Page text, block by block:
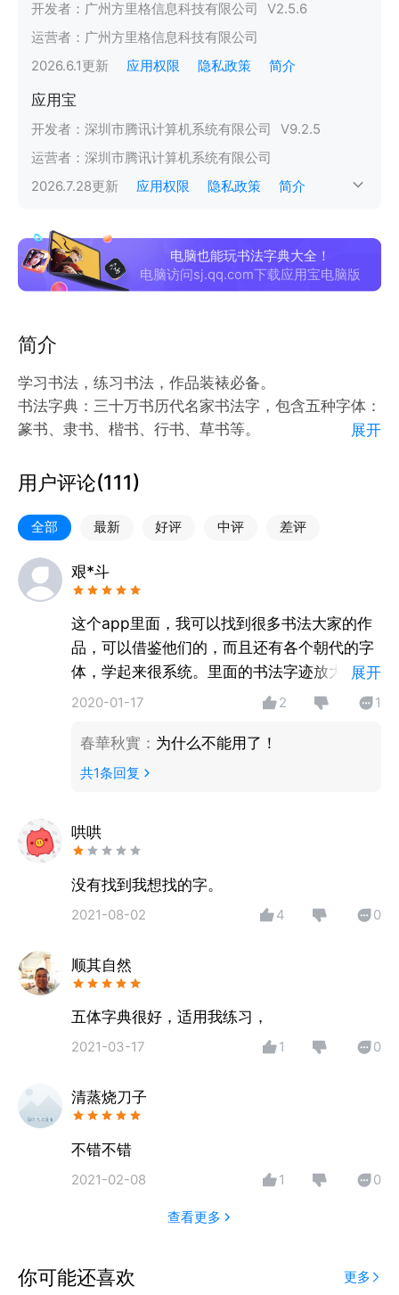
开发者： 广州方里格信息科技有限公司 V2.5.6
运营者： 广州方里格信息科技有限公司
2026.6.1 更新 应用权限 隐私政策 简介
应用宝
开发者： 深圳市腾讯计算机系统有限公司 V9.2.5
运营者： 深圳市腾讯计算机系统有限公司
2026.7.28更新 应用权限 隐私政策 简介
电脑也能玩书法字典大全！
电脑访问sj.qq.com下载应用宝电脑版
简介
学习书法，练习书法，作品装裱必备。
书法字典：三十万书历代名家书法字，包含五种字体：
篆书、隶书、楷书、行书、草书等。
作品装裱：书法作品自动切边，去除杂乱背景，多种画
框、多种内衬可选，提升作品品质。
涵盖了王羲之、王献之、颜真卿、柳公权、欧阳询、米
芾、褚遂良、赵孟頫、智永、怀素等一千多位书法家的
作品，包括
《兰亭序》《快雪时晴帖》《中秋帖》《鸭头丸帖》
《真草千字文》
《九成宫醴泉铭》《雁塔圣教序》《多宝塔碑》《玄秘
《神策军碑》《论书帖》《研山铭帖》《胆巴碑》
《马王堆帛书》《敬使君碑》《月仪帖》等
【矢量书法字库】
量而不失真
【高清书法字库】
装裱功能：
作品自动切边，去除杂乱背景。
【智能校正】
作品切边后，智能处理图片变形。
裁剪、旋转、翻转多种图片编辑工具。
精选滤镜，多款相框，提升作品品质。
【一键转发】
作品轻松分享到微信、微博、QQ等。
展开
用户评论(111)
全部 最新 好评 中评 差评
艰*斗
这个app里面，我可以找到很多书法大家的作
品，可以借鉴他们的，而且还有各个朝代的字
体，学起来很系统。里面的书法字迹放大三倍
之后还是特别的清晰，不会失真质量非常的
我练习书法来说，这个帮了我很大的忙。
展开
2020-01-17 2 1
春華秋實 ： 为什么不能用了！
共1条回复
哄哄
没有找到我想找的字。
2021-08-02 4 0
顺其自然
五体字典很好，适用我练习，
2021-03-17 1 0
清蒸烧刀子
不错不错
2021-02-08 1 0
查看更多
你可能还喜欢 更多